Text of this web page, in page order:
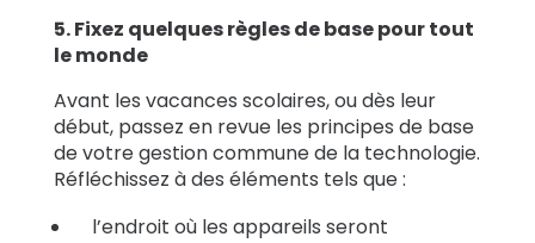
5. Fixez quelques règles de base pour tout
le monde
Avant les vacances scolaires, ou dès leur
début, passez en revue les principes de base
de votre gestion commune de la technologie.
Réfléchissez à des éléments tels que :
l’endroit où les appareils seront